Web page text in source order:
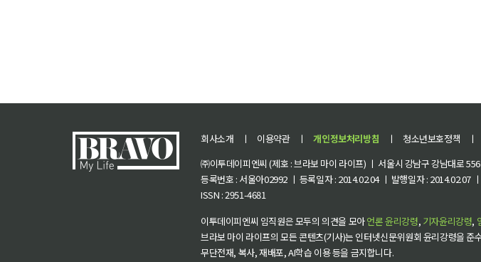
회사소개 ㅣ 이용약관 ㅣ 개인정보처리방침 ㅣ 청소년보호정책 ㅣ
㈜이투데이피엔씨 (제호 : 브라보 마이 라이프) ㅣ 서울시 강남구 강남대로
등록번호 : 서울아02992 ㅣ 등록일자 : 2014.02.04 ㅣ 발행일자 : 2014.02.07
ISSN : 2951-4681
이투데이피엔씨 임직원은 모두의 의견을 모아언론 윤리강령, 기자윤리강령,
브라보 마이 라이프의 모든 콘텐츠(기사)는 인터넷신문위원회 윤리강령을 준
무단전재, 복사, 재배포, AI학습 이용 등을 금지합니다.